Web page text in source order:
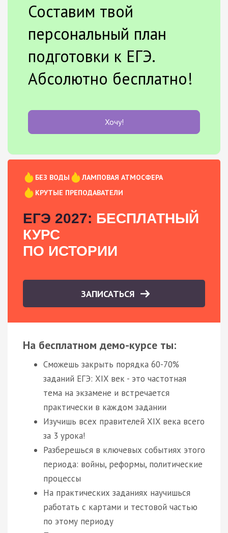
Составим твой
персональный план
подготовки к ЕГЭ.
Абсолютно бесплатно!
Хочу!
БЕЗ ВОДЫ
ЛАМПОВАЯ АТМОСФЕРА
КРУТЫЕ ПРЕПОДАВАТЕЛИ
ЕГЭ 2027: БЕСПЛАТНЫЙ
КУРС
ПО ИСТОРИИ
ЗАПИСАТЬСЯ
На бесплатном демо-курсе ты:
Сможешь закрыть порядка 60-70%
заданий ЕГЭ: XIX век - это частотная
тема на экзамене и встречается
практически в каждом задании
Изучишь всех правителей XIX века всего
за 3 урока!
Разберешься в ключевых событиях этого
периода: войны, реформы, политические
процессы
На практических заданиях научишься
работать с картами и тестовой частью
по этому периоду